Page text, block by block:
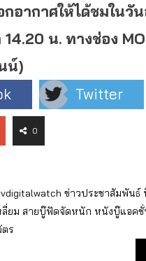
อากาศให้ได้ชมในวั
14.20 น. ทางช่อง
น์)
Twitter
0
ข่าวประชาสัมพันธ์
ลี่ยม สายบู๊ฟัดจัดหนัก หนังบู๊แอคชั่
ร